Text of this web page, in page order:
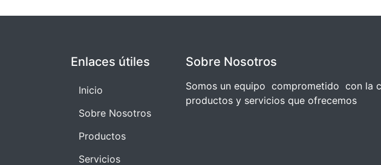
Enlaces útiles
I​​nicio
Sobre Nosotros
Productos
Servicios
Sobre Nosotros
Somos un equipo comprometido con la
productos y servicios que ofrecemos